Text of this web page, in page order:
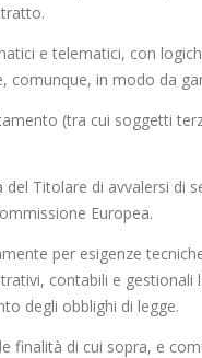
e telematici, con
in modo da
(tra cui soggetti
Titolare di avvalersi di
Europea.
per esigenze
contabili e gestionali
degli obblighi di legge.
finalità di cui sopra, e